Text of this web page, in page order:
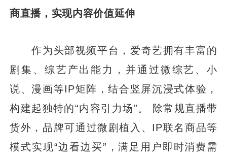
商直播，实现内容价值延伸
作为头部视频平台，爱奇艺拥有丰富的
剧集、综艺产出能力，并通过微综艺、小
说、漫画等IP矩阵，结合竖屏沉浸式体验，
构建起独特的“内容引力场”。 除常规直播带
货外，品牌可通过微剧植入、IP联名商品等
模式实现“边看边买”，满足用户即时消费需